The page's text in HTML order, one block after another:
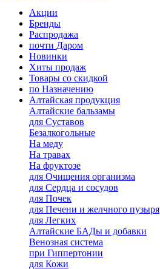
Акции
Бренды
Распродажа
почти Даром
Новинки
Хиты продаж
Товары со скидкой
по Назначению
Алтайская продукция
Алтайские бальзамы
для Суставов
Безалкогольные
На меду
На травах
На фруктозе
для Очищения организма
для Сердца и сосудов
для Почек
для Печени и желчного пузыря
для Легких
Алтайские БАДы и добавки
Венозная система
при Гиппертонии
для Кожи